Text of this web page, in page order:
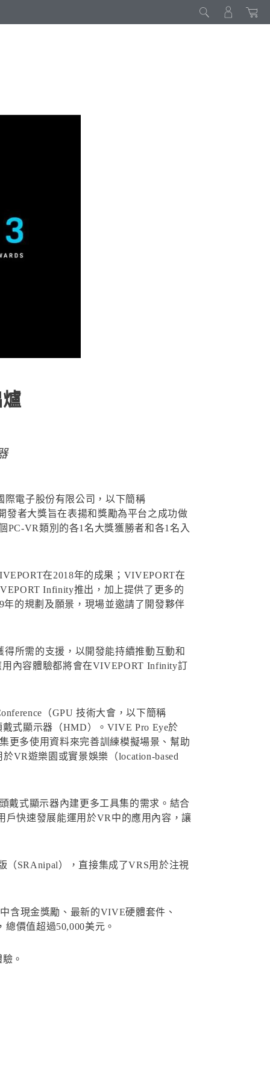
電子股份有限公司，以下簡稱
發者大獎旨在表揚和獎勵為平台之成功做
PC-VR類別的各1名大獎獲勝者和各1名入
在2018年的成果；VIVEPORT在
Infinity推出，加上提供了更多的
的規劃及願景，現場並邀請了開發夥伴
所需的支援，以開發能持續推動互動和
內容體驗都將會在VIVEPORT Infinity訂
（GPU 技術大會，以下簡稱
式顯示器（HMD）。VIVE Pro Eye於
更多使用資料來完善訓練模擬場景、幫助
VR遊樂園或實景娛樂（location-based
戴式顯示器內建更多工具集的需求。結合
快速發展能運用於VR中的應用內容，讓
SRAnipal），直接集成了VRS用於注視
含現金獎勵、最新的VIVE硬體套件、
價值超過50,000美元。
。